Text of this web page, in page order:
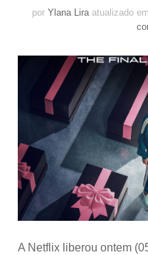
por Ylana Lira atualizado em
A Netflix liberou ontem